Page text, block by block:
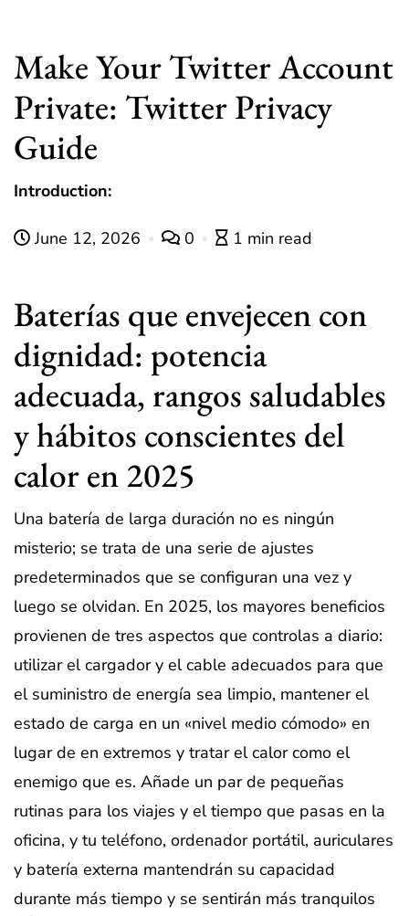
Make Your Twitter Account
Private: Twitter Privacy
Guide
Introduction:
June 12, 2026 0 1 min read
Baterías que envejecen con
dignidad: potencia
adecuada, rangos saludables
y hábitos conscientes del
calor en 2025
Una batería de larga duración no es ningún
misterio; se trata de una serie de ajustes
predeterminados que se configuran una vez y
luego se olvidan. En 2025, los mayores beneficios
provienen de tres aspectos que controlas a diario:
utilizar el cargador y el cable adecuados para que
el suministro de energía sea limpio, mantener el
estado de carga en un «nivel medio cómodo» en
lugar de en extremos y tratar el calor como el
enemigo que es. Añade un par de pequeñas
rutinas para los viajes y el tiempo que pasas en la
oficina, y tu teléfono, ordenador portátil, auriculares
y batería externa mantendrán su capacidad
durante más tiempo y se sentirán más tranquilos